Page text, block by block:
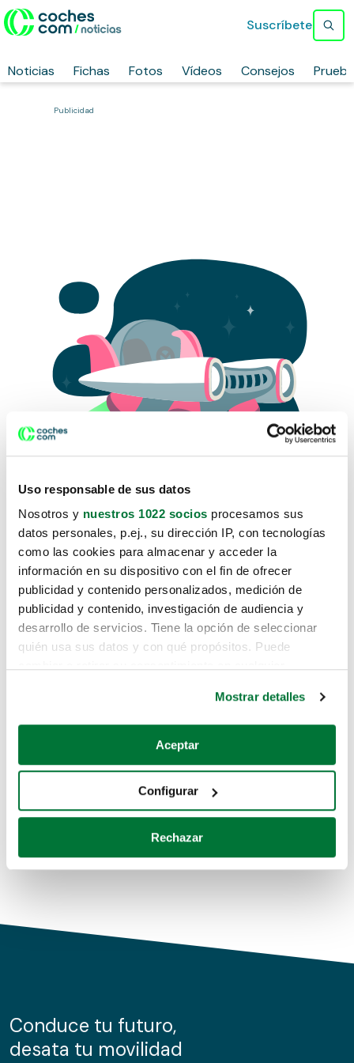
Uso responsable de sus datos
Nosotros y nuestros 1022 socios procesamos sus
datos personales, p.ej., su dirección IP, con tecnologías
como las cookies para almacenar y acceder la
información en su dispositivo con el fin de ofrecer
publicidad y contenido personalizados, medición de
publicidad y contenido, investigación de audiencia y
desarrollo de servicios. Tiene la opción de seleccionar
quién usa sus datos y con qué propósitos. Puede
Si lo permite, también quisiéramos:
Recopilar información sobre su ubicación geográfica
Identificar su dispositivo analizándolo activamente
para buscar características específicas (huellas
Obtenga más información sobre cómo se procesan sus
de cookies.
información sobre el uso que haga del sitio web con
nuestros partners de redes sociales, publicidad y análisis
Mostrar detalles
Aceptar
Configurar
Rechazar
Noticias Fichas Fotos Vídeos Consejos
Suscríbete
Publicidad
Lo sentimos, no sabemos como
te hemos traido hasta aquí.
Pero puedes encontrar el coche que estás
buscando en alguno de estos enlaces:
Coches de segunda mano
Coches de km0
Conduce tu futuro,
desata tu movilidad